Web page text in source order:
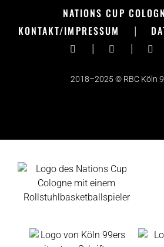
NATIONS CUP
KONTAKT/IMPRESSUM
|
|
|
2018–2025 © RBC Köln